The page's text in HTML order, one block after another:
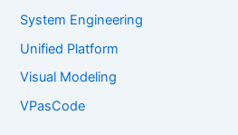
System Engineering
Unified Platform
Visual Modeling
VPasCode